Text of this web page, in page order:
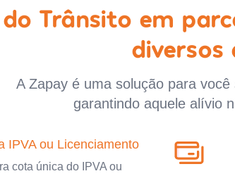
Trânsito em
diversos
A Zapay é uma solução para
garantindo aquele alívio
IPVA ou Licenciamento
cota única do IPVA ou